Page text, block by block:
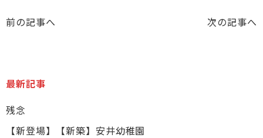
前の記事へ 次の記事へ
最新記事
残念
【新登場】【新築】安井幼稚園